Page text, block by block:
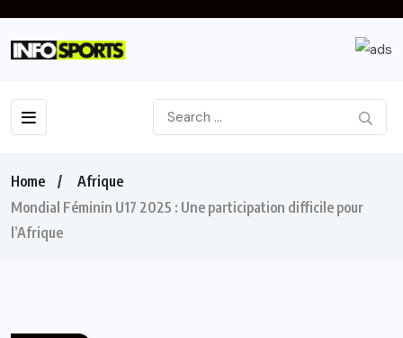
Home
Afrique
Mondial Féminin U17 2025 : Une participation difficile pour
l’Afrique